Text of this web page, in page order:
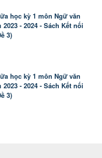
học kỳ 1 môn Ngữ văn
- 2024 - Sách Kết nối
3)
học kỳ 1 môn Ngữ văn
- 2024 - Sách Kết nối
3)